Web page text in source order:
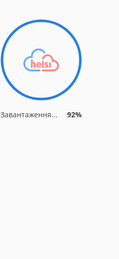
Завантаження... 92%